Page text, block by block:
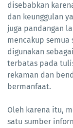
disebabkan
dan keunggulan
juga pandangan
mencakup
digunakan
terbatas pada
rekaman dan
bermanfaat.
Oleh karena itu,
satu sumber